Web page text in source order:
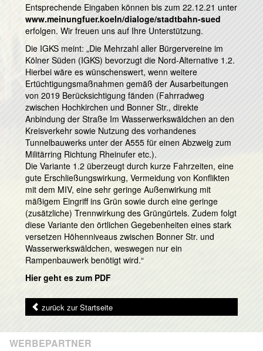
Entsprechende Eingaben können bis zum 22.12.21 unter
www.meinungfuer.koeln/dialoge/stadtbahn-sued
erfolgen. Wir freuen uns auf Ihre Unterstützung.
Die IGKS meint: „Die Mehrzahl aller Bürgervereine im
Kölner Süden (IGKS) bevorzugt die Nord-Alternative 1.2.
Hierbei wäre es wünschenswert, wenn weitere
Ertüchtigungsmaßnahmen gemäß der Ausarbeitungen
von 2019 Berücksichtigung fänden (Fahrradweg
zwischen Hochkirchen und Bonner Str., direkte
Anbindung der Straße Im Wasserwerkswäldchen an den
Kreisverkehr sowie Nutzung des vorhandenes
Tunnelbauwerks unter der A555 für einen Abzweig zum
Militärring Richtung Rheinufer etc.).
Die Variante 1.2 überzeugt durch kurze Fahrzeiten, eine
gute Erschließungswirkung, Vermeidung von Konflikten
mit dem MIV, eine sehr geringe Außenwirkung mit
mäßigem Eingriff ins Grün sowie durch eine geringe
(zusätzliche) Trennwirkung des Grüngürtels. Zudem folgt
diese Variante den örtlichen Gegebenheiten eines stark
versetzen Höhenniveaus zwischen Bonner Str. und
Wasserwerkswäldchen, weswegen nur ein
Rampenbauwerk benötigt wird.“
Hier geht es zum PDF
zurück zur Startseite
WERBEPARTNER